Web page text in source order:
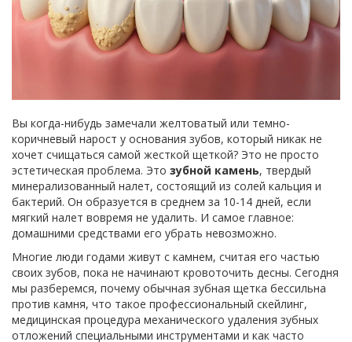
Вы когда-нибудь замечали желтоватый или темно-
коричневый нарост у основания зубов, который никак не
хочет счищаться самой жесткой щеткой? Это не просто
эстетическая проблема. Это зубной камень, твердый
минерализованный налет, состоящий из солей кальция и
бактерий. Он образуется в среднем за 10-14 дней, если
мягкий налет вовремя не удалить. И самое главное:
домашними средствами его убрать невозможно.
Многие люди годами живут с камнем, считая его частью
своих зубов, пока не начинают кровоточить десны. Сегодня
мы разберемся, почему обычная зубная щетка бессильна
против камня, что такое профессиональный скейлинг,
медицинская процедура механического удаления зубных
отложений специальными инструментами и как часто